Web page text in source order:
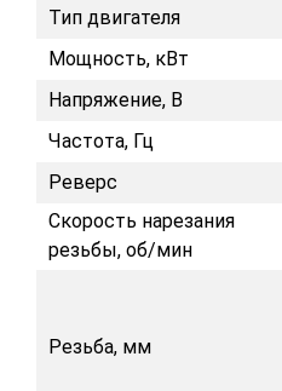
Тип двигателя
Мощность, кВт
Напряжение, В
Частота, Гц
Реверс
Скорость нарезания
резьбы, об/мин
Резьба, мм